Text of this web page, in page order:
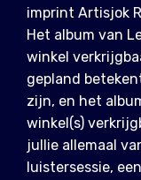
imprint Artisjok
Het album van
winkel
gepland
zijn, en het
winkel(s)
jullie allemaal
luistersessie,